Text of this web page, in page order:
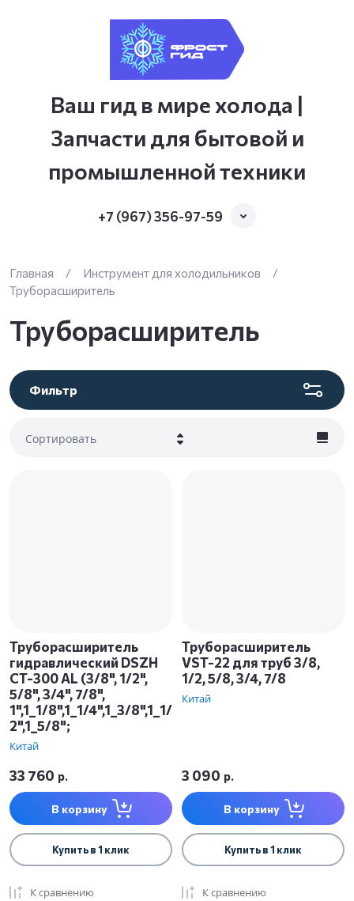
Ваш гид в мире холода |
Запчасти для бытовой и
промышленной техники
+7 (967) 356-97-59
Главная / Инструмент для холодильников
/
Труборасширитель
Труборасширитель
Фильтр
Сортировать
Труборасширитель
гидравлический DSZH
CT-300 AL (3/8", 1/2",
5/8", 3/4", 7/8",
1",1_1/8",1_1/4",1_3/8",1_1/
2",1_5/8";
Китай
33 760 р.
В корзину
Купить в 1 клик
К сравнению
Труборасширитель
VST-22 для труб 3/8,
1/2, 5/8, 3/4, 7/8
Китай
3 090 р.
В корзину
Купить в 1 клик
К сравнению